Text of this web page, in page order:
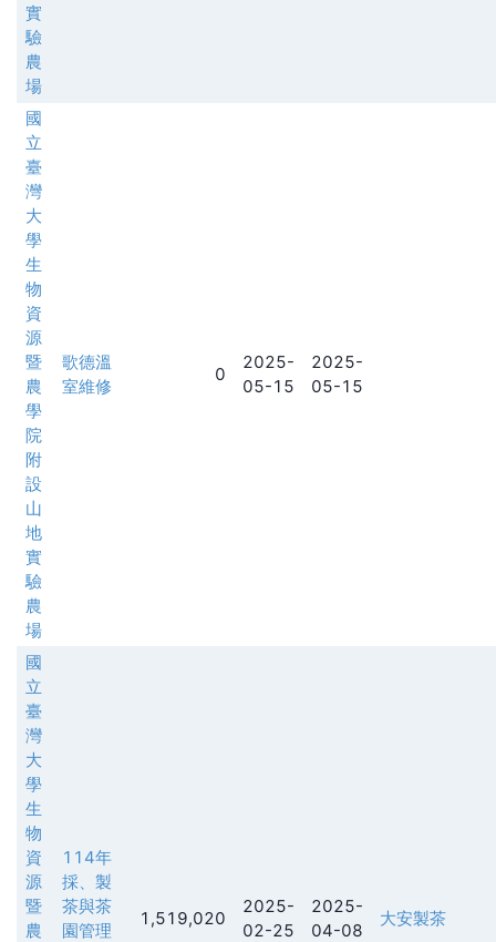
實
驗
農
場
國
立
臺
灣
大
學
生
物
資
源
暨
農
學
院
附
設
山
地
實
驗
農
場
歌德溫
室維修
0
2025-
05-15
2025-
05-15
國
立
臺
灣
大
學
生
物
資
源
暨
農
114年
採、製
茶與茶
園管理
1,519,020
2025-
02-25
2025-
04-08
大安製茶